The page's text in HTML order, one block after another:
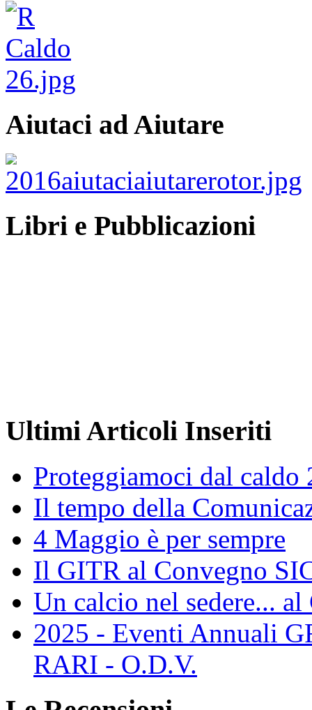
Aiutaci ad Aiutare
Libri e Pubblicazioni
Ultimi Articoli Inseriti
Proteggiamoci dal caldo
Il tempo della
4 Maggio è per sempre
Il GITR al Convegno
Un calcio nel sedere...
2025 - Eventi Annuali
RARI - O.D.V.